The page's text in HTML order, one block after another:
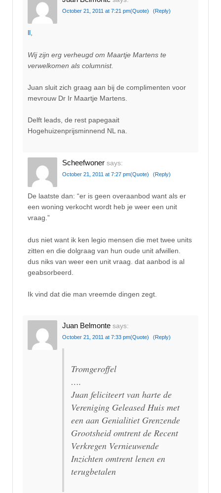
October 21, 2011 at 7:21 pm(Quote) (Reply)
ll
Wij zijn erg verheugd om Maartje Martens te
verwelkomen als columnist.
Juan sluit zich graag aan bij de complimenten voor
mevrouw Dr Ir Maartje Martens.
Delft leads, de rest papegaait
Hogehuizenprijsminnend NL na.
Scheefwoner says:
October 21, 2011 at 7:27 pm(Quote) (Reply)
De laatste dan: “er is geen overaanbod want als er
een woning verkocht wordt heb je weer een unit
vraag.”
dus niet want ik ken legio mensen die met twee units
zitten en die dolgraag van hun oude unit afwillen.
dus niks van weer een unit vraag. dat aanbod is al
geabsorbeerd.
Ik vind dat die man vreemde dingen zegt.
Juan Belmonte says:
October 21, 2011 at 7:33 pm(Quote) (Reply)
Tromgeroffel
….
Juan feliciteert van harte de
Vereniging Geleased Huis met
een aan Genialitiet Grenzende
Grootsheid omtrent de Recent
Verkregen Vernieuwende
Inzichten omtrentlenen en
terugbetalen